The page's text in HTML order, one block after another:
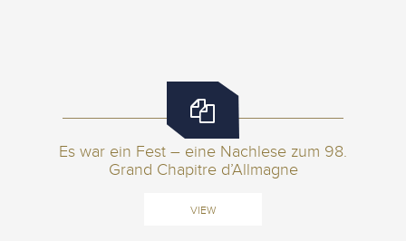
Es war ein Fest – eine Nachlese zum 98.
Grand Chapitre d’Allmagne
VIEW